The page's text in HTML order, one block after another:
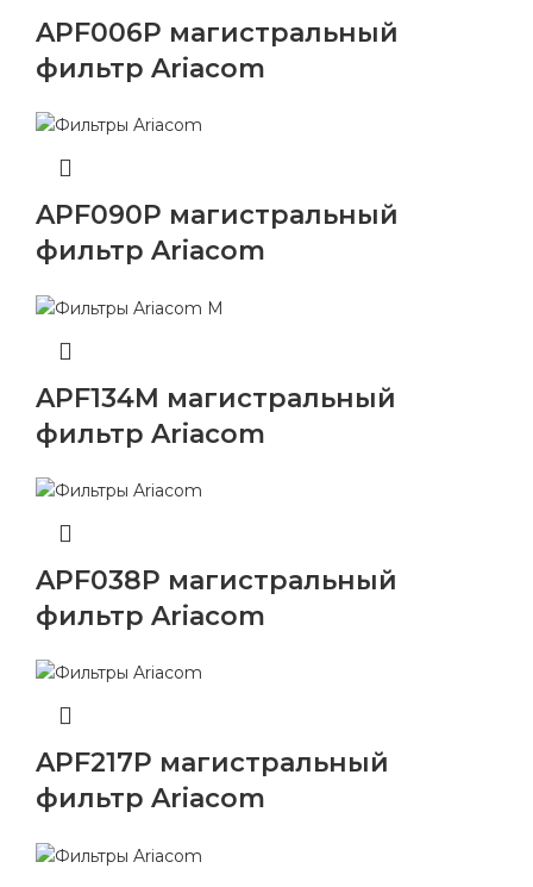
APF006P магистральный
фильтр Ariacom
APF090P магистральный
фильтр Ariacom
APF134M магистральный
фильтр Ariacom
APF038P магистральный
фильтр Ariacom
APF217P магистральный
фильтр Ariacom